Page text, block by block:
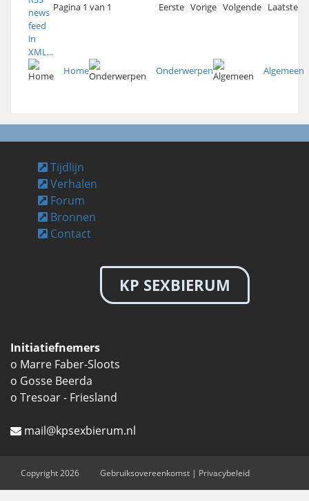
Pagina 1 van 1 Eerste Vorige Volgende Laatste
Home Onderwerpen Algemeen
Tijdlijn
Verhalen
Forum
Bronnen
Contact
KP SEXBIERUM
Initiatiefnemers
o Marre Faber-Sloots
o Gosse Beerda
o Tresoar - Friesland
mail@kpsexbierum.nl
Copyright 2026 Gebruiksovereenkomst | Privacybeleid